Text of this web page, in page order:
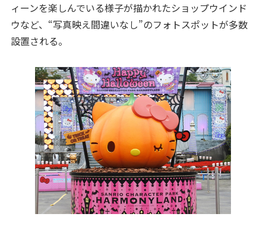
ィーンを楽しんでいる様子が描かれたショップウインド
ウなど、“写真映え間違いなし”のフォトスポットが多数
設置される。